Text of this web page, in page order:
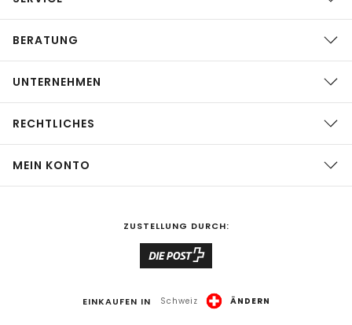
BERATUNG
UNTERNEHMEN
RECHTLICHES
MEIN KONTO
ZUSTELLUNG DURCH:
EINKAUFEN IN Schweiz ÄNDERN